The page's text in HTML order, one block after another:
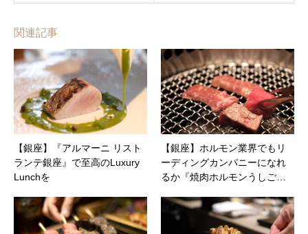
関連記事
【銀座】『アルマーニ リスト
ランテ銀座』で至高のLuxury
Lunchを
【銀座】ホルモン業界でもリ
ーディングカンパニーになれ
るか『焼肉ホルモンうしご…